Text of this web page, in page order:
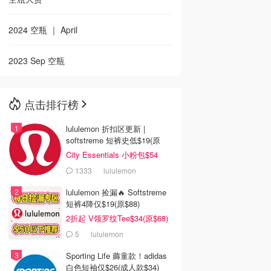
2024 空瓶 ｜ April
2023 Sep 空瓶
点击排行榜
lululemon 折扣区更新 |
softstreme 短裤史低$19(原
$88)
City Essentials 小粉包$54
1333 lululemon
lululemon 捡漏🔥 Softstreme
短裤4降仅$19(原$88)
2折起 V领罗纹Tee$34(原$68)
5 lululemon
Sporting Life 薅童款！adidas
白色短袖仅$26(成人款$34)